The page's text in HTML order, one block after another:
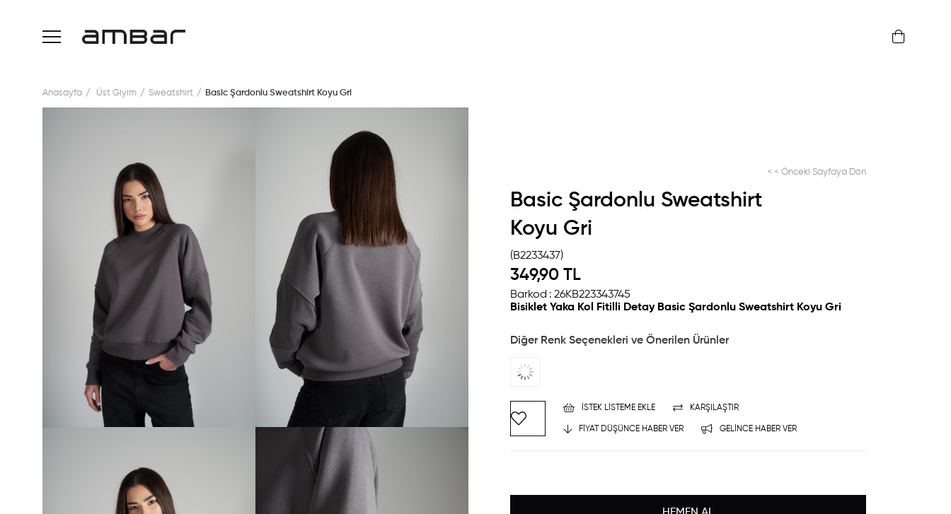
Anasayfa Üst Giyim Sweatshirt Basic Şardonlu Sweatshirt Koyu Gri
< < Önceki Sayfaya Dön
Basic Şardonlu Sweatshirt
Koyu Gri
(B2233437)
349,90 TL
Barkod : 26KB223343745
Bisiklet Yaka Kol Fitilli Detay Basic Şardonlu Sweatshirt Koyu Gri
Diğer Renk Seçenekleri ve Önerilen Ürünler
İSTEK LISTEME EKLE KARŞILAŞTIR
FIYAT DÜŞÜNCE HABER VER GELINCE HABER VER